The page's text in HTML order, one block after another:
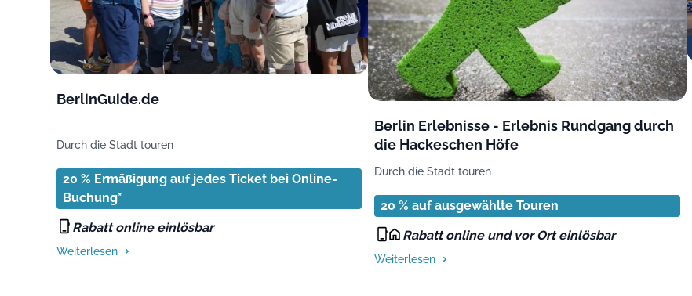
BerlinGuide.de
Durch die Stadt touren
20 % Ermäßigung auf jedes Ticket bei Online-
Buchung*
Rabatt online einlösbar
Weiterlesen
Berlin Erlebnisse - Erlebnis Rundgang durch
die Hackeschen Höfe
Durch die Stadt touren
20 % auf ausgewählte Touren
Rabatt online und vor Ort einlösbar
Weiterlesen